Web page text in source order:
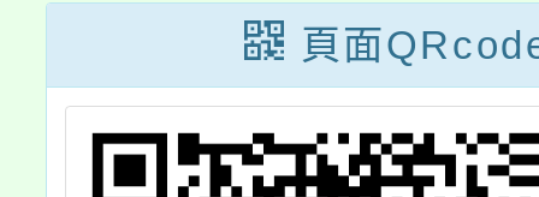
化教育】」頁面